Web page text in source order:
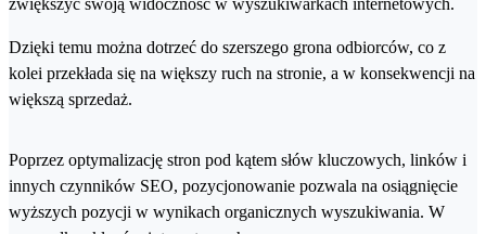
zwiększyć swoją widoczność w wyszukiwarkach internetowych.
Dzięki temu można dotrzeć do szerszego grona odbiorców, co z
kolei przekłada się na większy ruch na stronie, a w konsekwencji na
większą sprzedaż.
Poprzez optymalizację stron pod kątem słów kluczowych, linków i
innych czynników SEO, pozycjonowanie pozwala na osiągnięcie
wyższych pozycji w wynikach organicznych wyszukiwania. W